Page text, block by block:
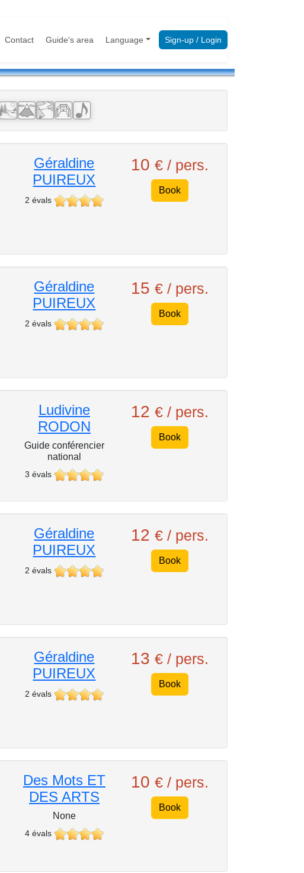
Contact Guide's area Language Sign-up / Login
Géraldine
PUIREUX
2 évals
10€ / pers.
Book
Géraldine
PUIREUX
2 évals
15€ / pers.
Book
Ludivine
RODON
Guide conférencier
national
3 évals
12€ / pers.
Book
Géraldine
PUIREUX
2 évals
12€ / pers.
Book
Géraldine
PUIREUX
2 évals
13€ / pers.
Book
Des Mots ET
DES ARTS
None
4 évals
10€ / pers.
Book